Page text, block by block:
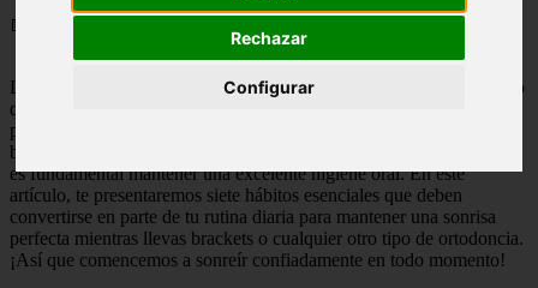
Rechazar
Configurar
📅 09/01/2024
La ortodoncia cambia la forma en que nuestros dientes se alinean, lo
que nos brinda la oportunidad de conseguir una sonrisa
perfectamente alineada y hermosa. Sin embargo, para mantener una
buena salud oral y garantizar el éxito del tratamiento de ortodoncia,
es fundamental mantener una excelente higiene oral. En este
artículo, te presentaremos siete hábitos esenciales que deben
convertirse en parte de tu rutina diaria para mantener una sonrisa
perfecta mientras llevas brackets o cualquier otro tipo de ortodoncia.
¡Así que comencemos a sonreír confiadamente en todo momento!